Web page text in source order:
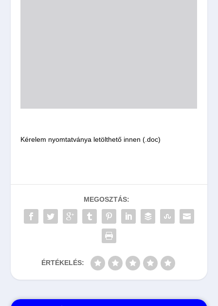
Kérelem nyomtatványa letölthető innen (.doc)
MEGOSZTÁS:
ÉRTÉKELÉS: